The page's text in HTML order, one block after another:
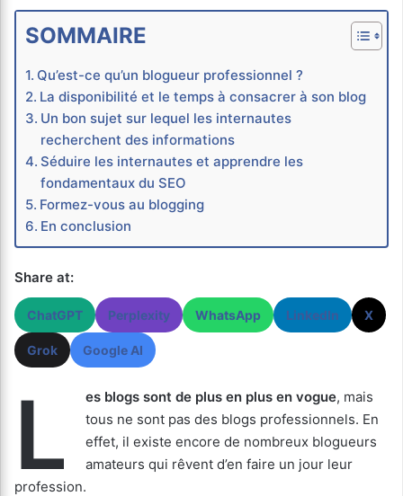
SOMMAIRE
Qu’est-ce qu’un blogueur professionnel ?
La disponibilité et le temps à consacrer à son blog
Un bon sujet sur lequel les internautes
recherchent des informations
Séduire les internautes et apprendre les
fondamentaux du SEO
Formez-vous au blogging
En conclusion
Share at:
ChatGPT Perplexity WhatsApp LinkedIn X
Grok Google AI
L es blogs sont de plus en plus en vogue, mais
tous ne sont pas des blogs professionnels. En
effet, il existe encore de nombreux blogueurs
amateurs qui rêvent d’en faire un jour leur
profession.